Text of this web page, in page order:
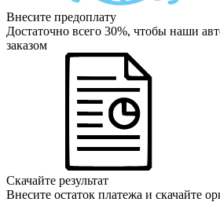
Внесите предоплату
Достаточно всего 30%, чтобы наши
заказом
Скачайте результат
Внесите остаток платежа и скачайте